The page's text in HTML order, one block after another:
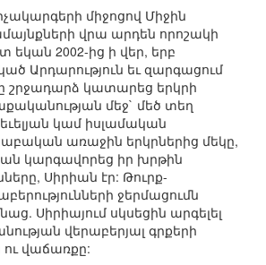
միջոցով Միջին
վրա արդեն որոշակի
եկան 2002-ից ի վեր, երբ
Արդարություն եւ զարգացում
շրջադարձ կատարեց երկրի
մեջ` մեծ տեղ
կամ իսլամական
առաջին երկրներից մեկը,
կարգավորեց իր խրթին
Սիրիան էր: Թուրք-
ջերմացումն
Սիրիայում սկսեցին արգելել
վերաբերյալ գրքերի
ու վաճառքը: